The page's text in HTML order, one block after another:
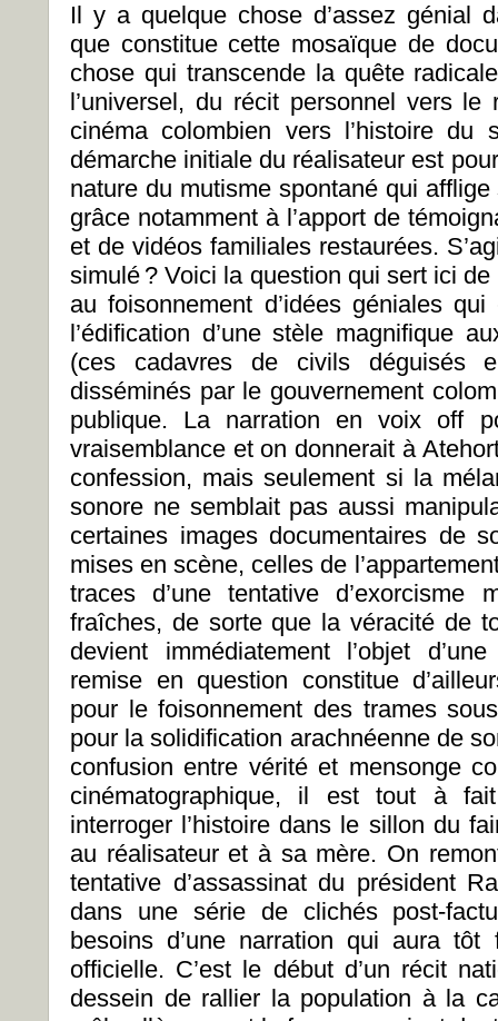
Il y a quelque chose d’assez génial
que constitue cette mosaïque de
chose qui transcende la quête
l’universel, du récit personnel vers le
cinéma colombien vers l’histoire du
démarche initiale du réalisateur est
nature du mutisme spontané qui
grâce notamment à l’apport de
et de vidéos familiales restaurées.
simulé ? Voici la question qui sert ici
au foisonnement d’idées géniales
l’édification d’une stèle magnifique
(ces cadavres de civils déguisés
disséminés par le gouvernement
publique. La narration en voix off
vraisemblance et on donnerait à
confession, mais seulement si la
sonore ne semblait pas aussi
certaines images documentaires de
mises en scène, celles de
traces d’une tentative d’exorcisme
fraîches, de sorte que la véracité de
devient immédiatement l’objet
remise en question constitue
pour le foisonnement des trames
pour la solidification arachnéenne de
confusion entre vérité et mensonge
cinématographique, il est tout à
interroger l’histoire dans le sillon du
au réalisateur et à sa mère. On
tentative d’assassinat du président
dans une série de clichés post-
besoins d’une narration qui aura
officielle. C’est le début d’un récit
dessein de rallier la population à la